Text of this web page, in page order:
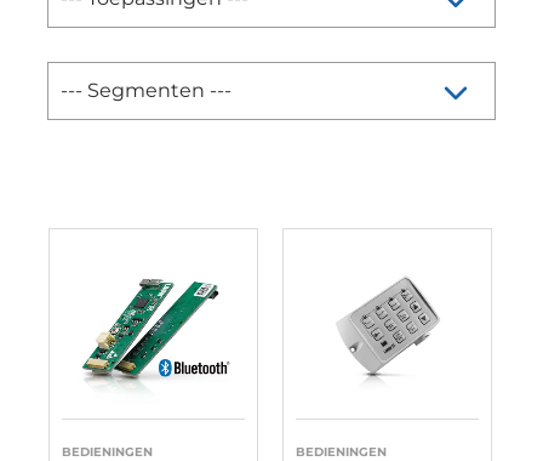
BEDIENINGEN BEDIENINGEN